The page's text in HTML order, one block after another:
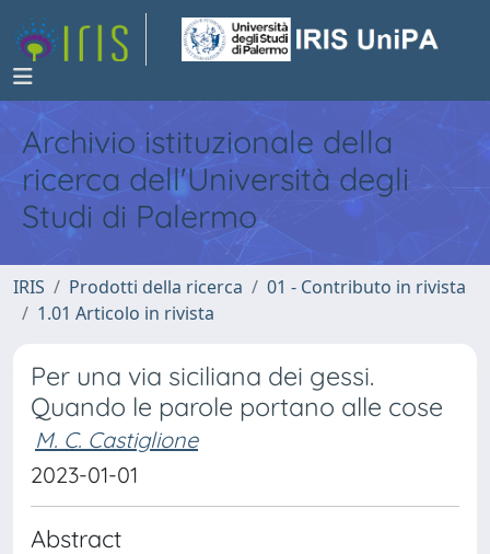
Archivio istituzionale della
ricerca dell'Università degli
Studi di Palermo
IRIS Prodotti della ricerca
01 - Contributo in rivista
1.01 Articolo in rivista
Per una via siciliana dei gessi.
Quando le parole portano alle cose
M. C. Castiglione
2023-01-01
Abstract